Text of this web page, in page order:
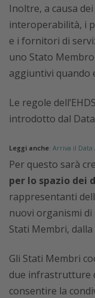
Inoltre, a causa
interoperabilità, i
e i fornitori di
uno Stato
aggiuntivi quando
Le regole
introdotto dal Data
Leggi anche: Arriva il
Per questo sarà
per lo spazio dei
rappresentanti
nuovi organismi
Stati Membri,
Gli Stati Membri
due infrastrutture
consentire la